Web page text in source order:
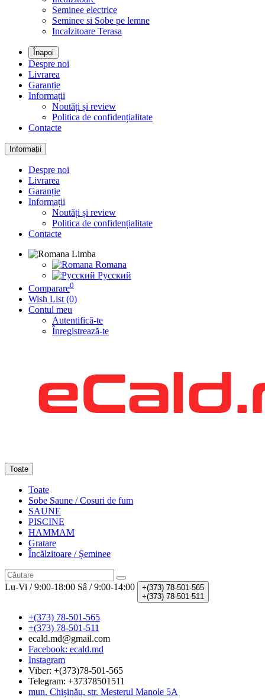
Seminee electrice
Seminee si Sobe pe lemne
Incalzitoare Terasa
Înapoi
Despre noi
Livrarea
Garanție
Informații
Noutăți și review
Politica de confidențialitate
Contacte
Informații
Despre noi
Livrarea
Garanție
Informații
Noutăți și review
Politica de confidențialitate
Contacte
Limba
Romana
Русский
Comparare0
Wish List (0)
Contul meu
Autentifică-te
Înregistrează-te
Toate
Toate
Sobe Saune / Cosuri de fum
SAUNE
PISCINE
HAMMAM
Gratare
Încălzitoare / Șeminee
Lu-Vi / 9:00-18:00 Sâ / 9:00-14:00 +(373) 78-501-565
+(373) 78-501-511
+(373) 78-501-565
+(373) 78-501-511
ecald.md@gmail.com
Facebook: ecald.md
Instagram
Viber: +(373)78-501-565
Telegram: +37378501511
mun. Chișinău, str. Mesterul Manole 5A